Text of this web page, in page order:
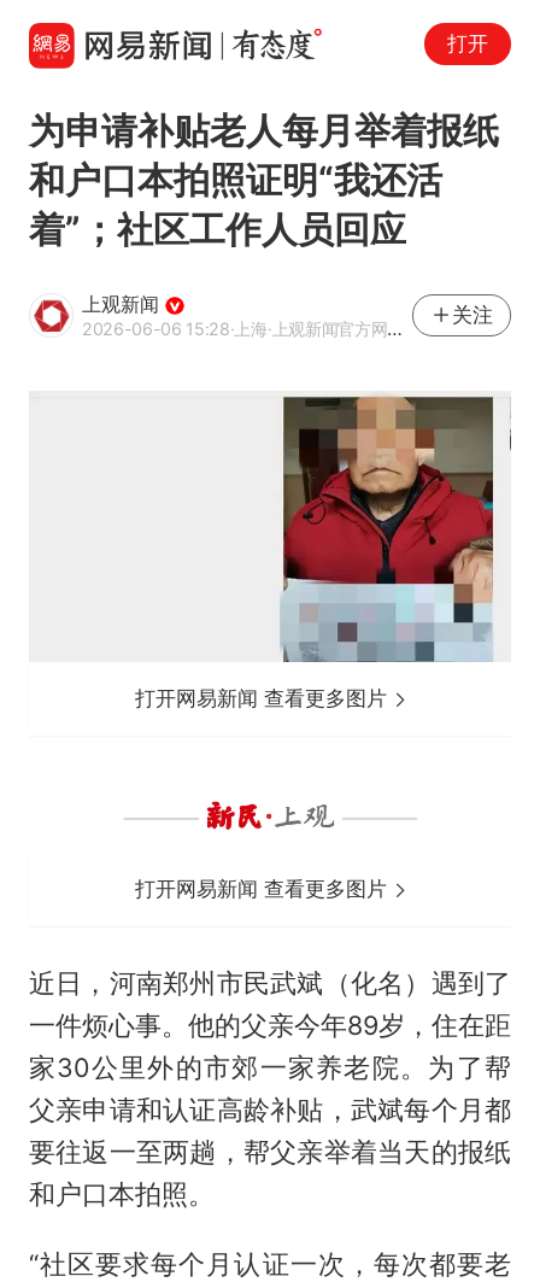
打开
为申请补贴老人每月举着报纸
和户口本拍照证明“我还活
着”；社区工作人员回应
上观新闻
2026-06-06 15:28·上海·上观新闻官方网易号
关注
打开网易新闻 查看更多图片
打开网易新闻 查看更多图片
近日，河南郑州市民武斌（化名）遇到了
一件烦心事。他的父亲今年89岁，住在距
家30公里外的市郊一家养老院。为了帮
父亲申请和认证高龄补贴，武斌每个月都
要往返一至两趟，帮父亲举着当天的报纸
和户口本拍照。
“社区要求每个月认证一次，每次都要老